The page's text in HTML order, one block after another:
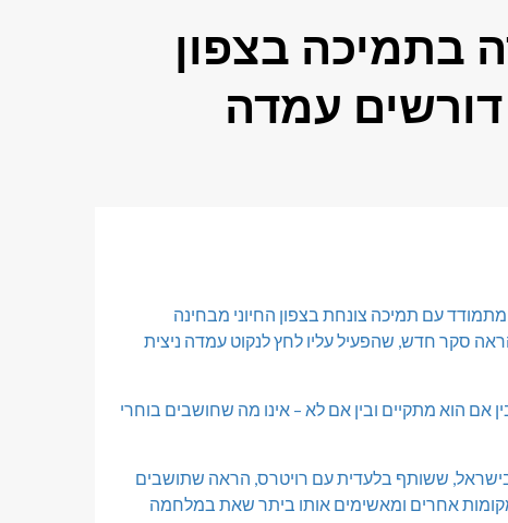
בתמיכה בצפון
עמדה
נתניהו, מתמודד עם תמיכה צונחת בצפון החיוני מבחינה
סקר חדש, שהפעיל עליו לחץ לנקוט עמדה ניצית
אם הוא מתקיים ובין אם לא – אינו מה שחושבים בוחרי
ששותף בלעדית עם רויטרס, הראה שתושבים
אחרים ומאשימים אותו ביתר שאת במלחמה